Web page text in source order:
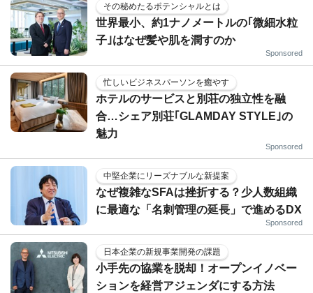
その秘めたるポテンシャルとは
世界最小、約1ナノメートルの｢微細水粒
子｣はなぜ髪や肌を潤すのか
Sponsored
忙しいビジネスパーソンを癒やす
ホテルのサービスと別荘の独立性を融
合…シェア別荘｢GLAMDAY STYLE｣の
魅力
Sponsored
中堅企業にリーズナブルな新提案
なぜ複雑なSFAは挫折する？少人数組織
に最適な「名刺管理の延長」で進めるDX
Sponsored
日本企業の新規事業開発の課題
小手先の協業を脱却！オープンイノベー
ションを経営アジェンダにする方法